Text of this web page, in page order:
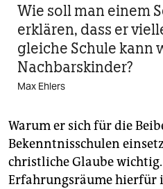
Wie soll man einem
erklären, dass er
gleiche Schule kann
Nachbarskinder?
Max Ehlers
Warum er sich für die
Bekenntnisschulen
christliche Glaube wichtig.
Erfahrungsräume hierfür